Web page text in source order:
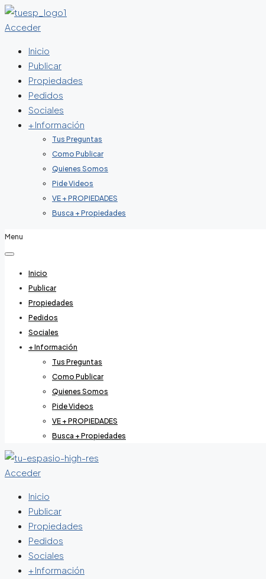
Acceder
Inicio
Publicar
Propiedades
Pedidos
Sociales
+ Información
Tus Preguntas
Como Publicar
Quienes Somos
Pide Videos
VE + PROPIEDADES
Busca + Propiedades
Menu
Inicio
Publicar
Propiedades
Pedidos
Sociales
+ Información
Tus Preguntas
Como Publicar
Quienes Somos
Pide Videos
VE + PROPIEDADES
Busca + Propiedades
Acceder
Inicio
Publicar
Propiedades
Pedidos
Sociales
+ Información